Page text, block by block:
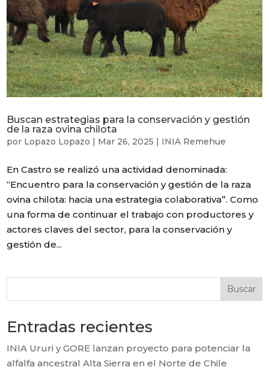
Buscan estrategias para la conservación y gestión
de la raza ovina chilota
por Lopazo Lopazo | Mar 26, 2025 | INIA Remehue
En Castro se realizó una actividad denominada:
“Encuentro para la conservación y gestión de la raza
ovina chilota: hacia una estrategia colaborativa”. Como
una forma de continuar el trabajo con productores y
actores claves del sector, para la conservación y
gestión de...
Buscar
Entradas recientes
INIA Ururi y GORE lanzan proyecto para potenciar la
alfalfa ancestral Alta Sierra en el Norte de Chile